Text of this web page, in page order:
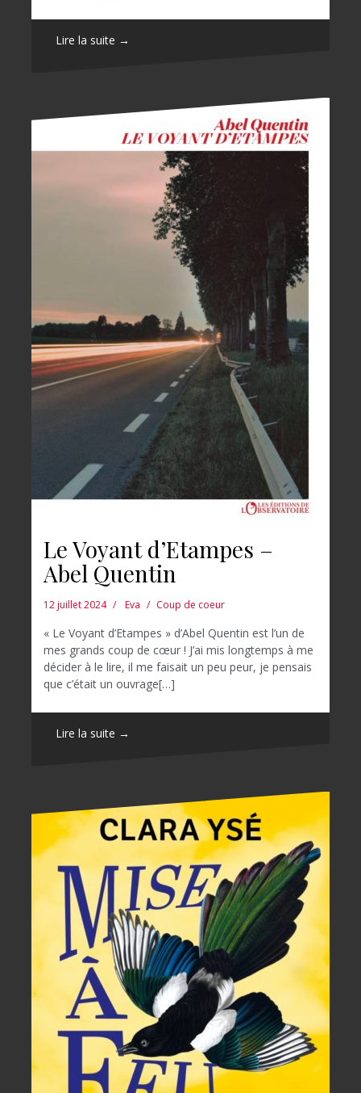
Lire la suite →
Le Voyant d’Etampes –
Abel Quentin
12 juillet 2024 Eva Coup de coeur
« Le Voyant d’Etampes » d’Abel Quentin est l’un de
mes grands coup de cœur ! J’ai mis longtemps à me
décider à le lire, il me faisait un peu peur, je pensais
que c’était un ouvrage[…]
Lire la suite →